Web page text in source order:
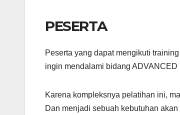
PESERTA
Peserta yang dapat mengikuti
ingin mendalami bidang
Karena kompleksnya pelatihan ini,
Dan menjadi sebuah kebutuhan